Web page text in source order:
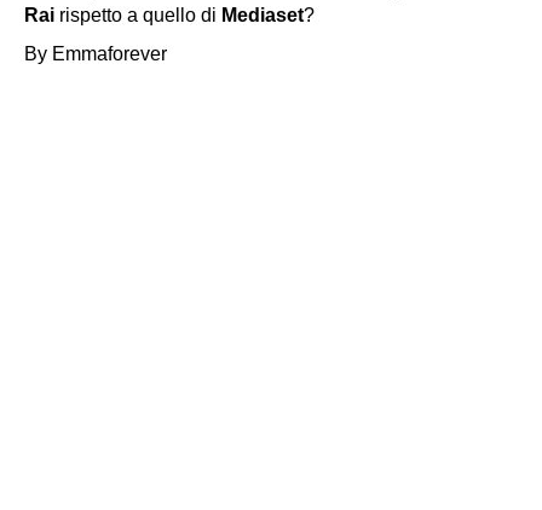
Rai rispetto a quello di Mediaset?
By Emmaforever